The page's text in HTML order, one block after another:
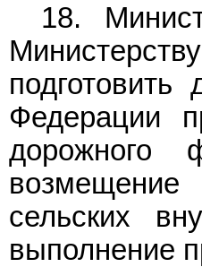
18.
Федерации
дорожного
сельских
выполнение